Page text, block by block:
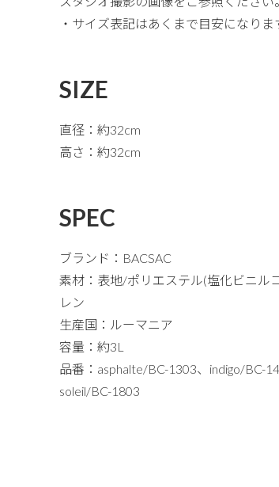
・サイズ表記はあくまで目安になりま
SIZE
直径：約32cm
高さ：約32cm
SPEC
ブランド：BACSAC
素材：表地/ポリエステル(塩化ビニル
レン
生産国：ルーマニア
容量：約3L
品番：asphalte/BC-1303、indigo/BC-
soleil/BC-1803